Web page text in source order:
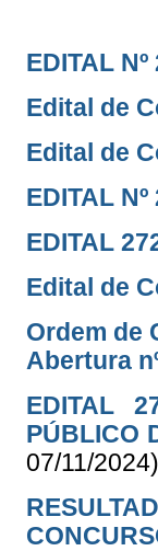
EDITAL
Edital de
Edital de
EDITAL
EDITAL
Edital de
Ordem de
Abertura
EDITAL
PÚBLICO
07/11/2024)